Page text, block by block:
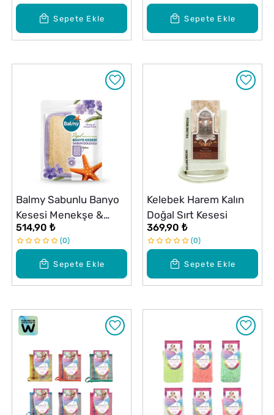
Sepete Ekle Sepete Ekle
Sepete Ekle
Balmy Sabunlu Banyo
Kesesi Menekşe &
Adaçayı
514,90 ₺
0
Sepete Ekle
Kelebek Harem Kalın
Doğal Sırt Kesesi
369,90 ₺
0